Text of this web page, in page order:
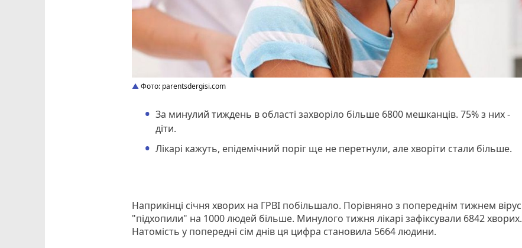
Фото: parentsdergisi.com
За минулий тиждень в області захворіло більше 6800 мешканців. 75% з них -
діти.
Лікарі кажуть, епідемічний поріг ще не перетнули, але хворіти стали більше.
Наприкінці січня хворих на ГРВІ побільшало. Порівняно з попереднім тижнем вірус
"підхопили" на 1000 людей більше. Минулого тижня лікарі зафіксували 6842 хворих.
Натомість у попередні сім днів ця цифра становила 5664 людини.